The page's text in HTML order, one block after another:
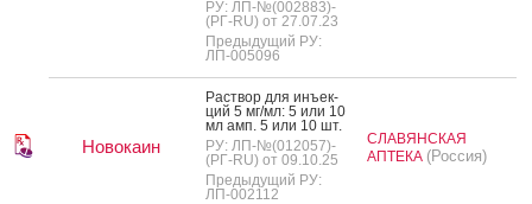
РУ: ЛП-№(002883)-
(РГ-RU) от 27.07.23
Предыдущий РУ:
ЛП-005096
Новокаин
Рас­твор для инъ­ек­
ций 5 мг/мл: 5 или 10
мл амп. 5 или 10 шт.
РУ: ЛП-№(012057)-
(РГ-RU) от 09.10.25
Предыдущий РУ:
ЛП-002112
СЛАВЯНСКАЯ
АПТЕКА (Россия)